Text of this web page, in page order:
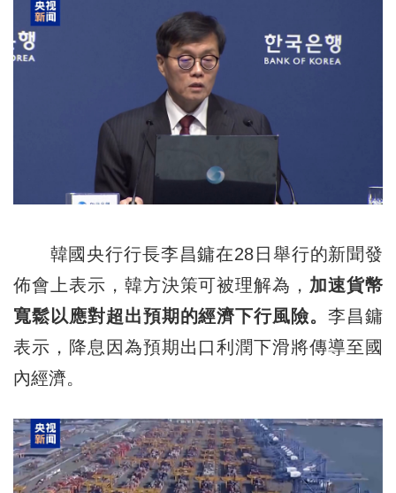
韓國央行行長李昌鏞在28日舉行的新聞發
佈會上表示，韓方決策可被理解為， 加速貨幣
寬鬆以應對超出預期的經濟下行風險。李昌鏞
表示，降息因為預期出口利潤下滑將傳導至國
內經濟。